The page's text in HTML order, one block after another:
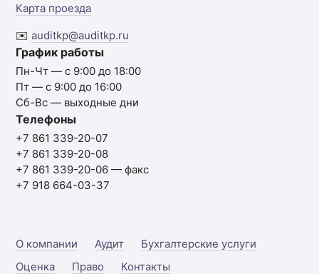
Карта проезда
✉️auditkp@auditkp.ru
График работы
Пн-Чт — с 9:00 до 18:00
Пт — с 9:00 до 16:00
Сб-Вс — выходные дни
Телефоны
+7 861 339-20-07
+7 861 339-20-08
+7 861 339-20-06 — факс
+7 918 664-03-37
О компании Аудит
Бухгалтерские услуги
Оценка
Право Контакты